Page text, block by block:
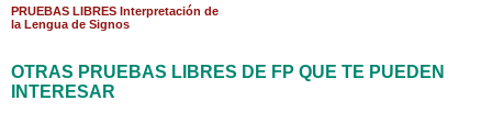
PRUEBAS LIBRES Interpretación de
la Lengua de Signos
OTRAS PRUEBAS LIBRES DE FP QUE TE PUEDEN
INTERESAR